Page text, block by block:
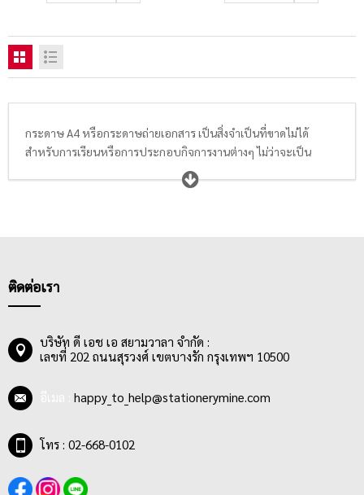
กระดาษ A4 หรือกระดาษถ่ายเอกสาร เป็นสิ่งจำเป็นที่ขาดไม่ได้
สำหรับการเรียนหรือการประกอบกิจการงานต่างๆ ไม่ว่าจะเป็น
โรงเรียน มหาวิทยาลัย สถาบันการศึกษา, ธุรกิจโรงพิมพ์, สำนักงาน,
หน่วยงานราชการ หรือธุรกิจอื่นๆ จำเป็นต้องใช้กระดาษในการพิมพ์
คุณภาพดี สีขาว เนียนเรียบ สามารถใช้งานได้ทั้ง 2 ด้าน มีความหนา
หมึกติดคมชัด น้ำหมึกไม่ทะลุไปอีกด้านของกระดาษ ทำให้งานพิมพ์
หรืองานถ่ายเอกสารสะอาด เรียบร้อย อ่านข้อความได้ชัดเจน
ติดต่อเรา
บริษัท ดี เอช เอ สยามวาลา จำกัด :
เลขที่ 202 ถนนสุรวงศ์ เขตบางรัก กรุงเทพฯ 10500
happy_to_help@stationerymine.com
โทร : 02-668-0102